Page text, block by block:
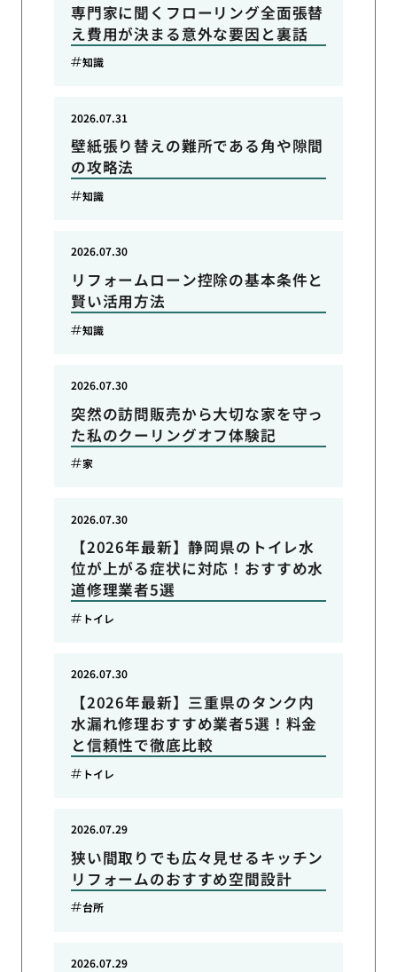
専門家に聞くフローリング全面張替
え費用が決まる意外な要因と裏話
知識
壁紙張り替えの難所である角や隙間
の攻略法
2026.07.31
知識
リフォームローン控除の基本条件と
賢い活用方法
2026.07.30
知識
突然の訪問販売から大切な家を守っ
た私のクーリングオフ体験記
2026.07.30
家
【2026年最新】静岡県のトイレ水
位が上がる症状に対応！おすすめ水
道修理業者5選
2026.07.30
トイレ
【2026年最新】三重県のタンク内
水漏れ修理おすすめ業者5選！料金
と信頼性で徹底比較
2026.07.30
トイレ
狭い間取りでも広々見せるキッチン
リフォームのおすすめ空間設計
2026.07.29
台所
2026.07.29